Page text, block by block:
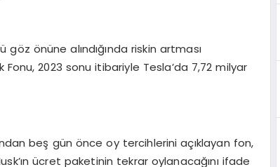
önüne alındığında riskin artması
2023 sonu itibariyle Tesla’da 7,72 milyar
beş gün önce oy tercihlerini açıklayan fon,
ücret paketinin tekrar oylanacağını ifade